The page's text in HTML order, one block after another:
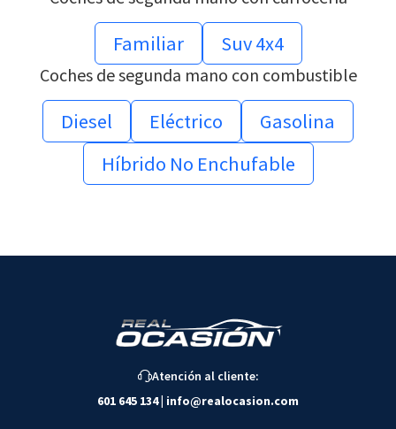
Familiar Suv 4x4
Coches de segunda mano con combustible
Diesel Eléctrico
Gasolina
Híbrido No Enchufable
Atención al cliente:
601 645 134| info@realocasion.com